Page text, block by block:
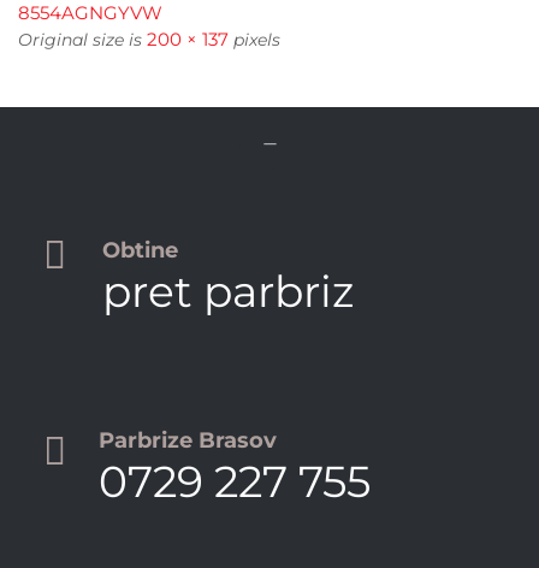
8554AGNGYVW
Original size is 200 × 137 pixels
 Obtine
pret parbriz
 Parbrize Brasov
0729 227 755